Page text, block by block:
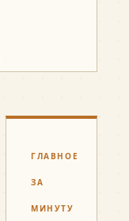
ГЛАВНОЕ
ЗА
МИНУТУ